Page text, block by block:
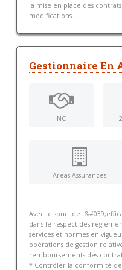
la mise en place des
modifications...
Gestionnaire En
NC
Aréas Assurances
Avec le souci de
dans le respect des
services et normes en
opérations de gestion
remboursements des
* Contrôler la conformité